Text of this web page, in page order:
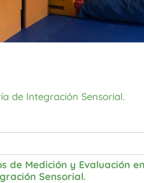
de Integración Sensorial.
de Medición y Evaluación en
Sensorial.